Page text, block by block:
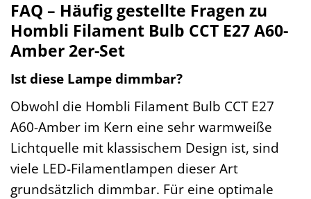
FAQ – Häufig gestellte Fragen zu
Hombli Filament Bulb CCT E27 A60-
Amber 2er-Set
Ist diese Lampe dimmbar?
Obwohl die Hombli Filament Bulb CCT E27
A60-Amber im Kern eine sehr warmweiße
Lichtquelle mit klassischem Design ist, sind
viele LED-Filamentlampen dieser Art
grundsätzlich dimmbar. Für eine optimale